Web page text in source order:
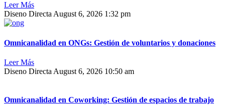
Leer Más
Diseno Directa August 6, 2026 1:32 pm
Omnicanalidad en ONGs: Gestión de voluntarios y donaciones
Leer Más
Diseno Directa August 6, 2026 10:50 am
Omnicanalidad en Coworking: Gestión de espacios de trabajo